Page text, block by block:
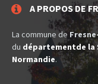
A PROPOS DE
La commune de
du départementde la
Normandie.